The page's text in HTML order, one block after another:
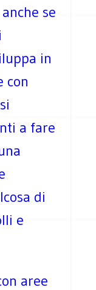
se
in
con
a fare
di
e
aree